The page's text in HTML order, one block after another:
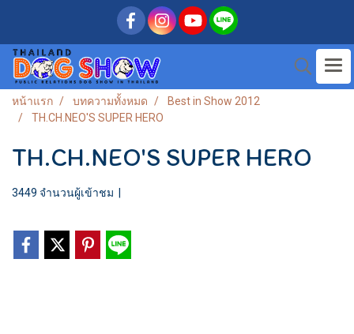
หน้าแรก บทความทั้งหมด
Best in Show 2012
TH.CH.NEO'S SUPER HERO
TH.CH.NEO'S SUPER HERO
3449 จำนวนผู้เข้าชม